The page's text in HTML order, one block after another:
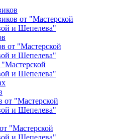
от "Мастерской
и Шепелева"
от "Мастерской
и Шепелева"
и Шепелева"
от "Мастерской
и Шепелева"
"Мастерской
и Шепелева"